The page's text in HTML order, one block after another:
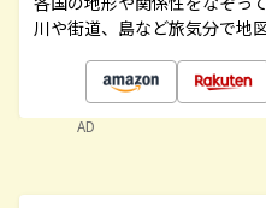
川や街道、島など旅気分で地
AD